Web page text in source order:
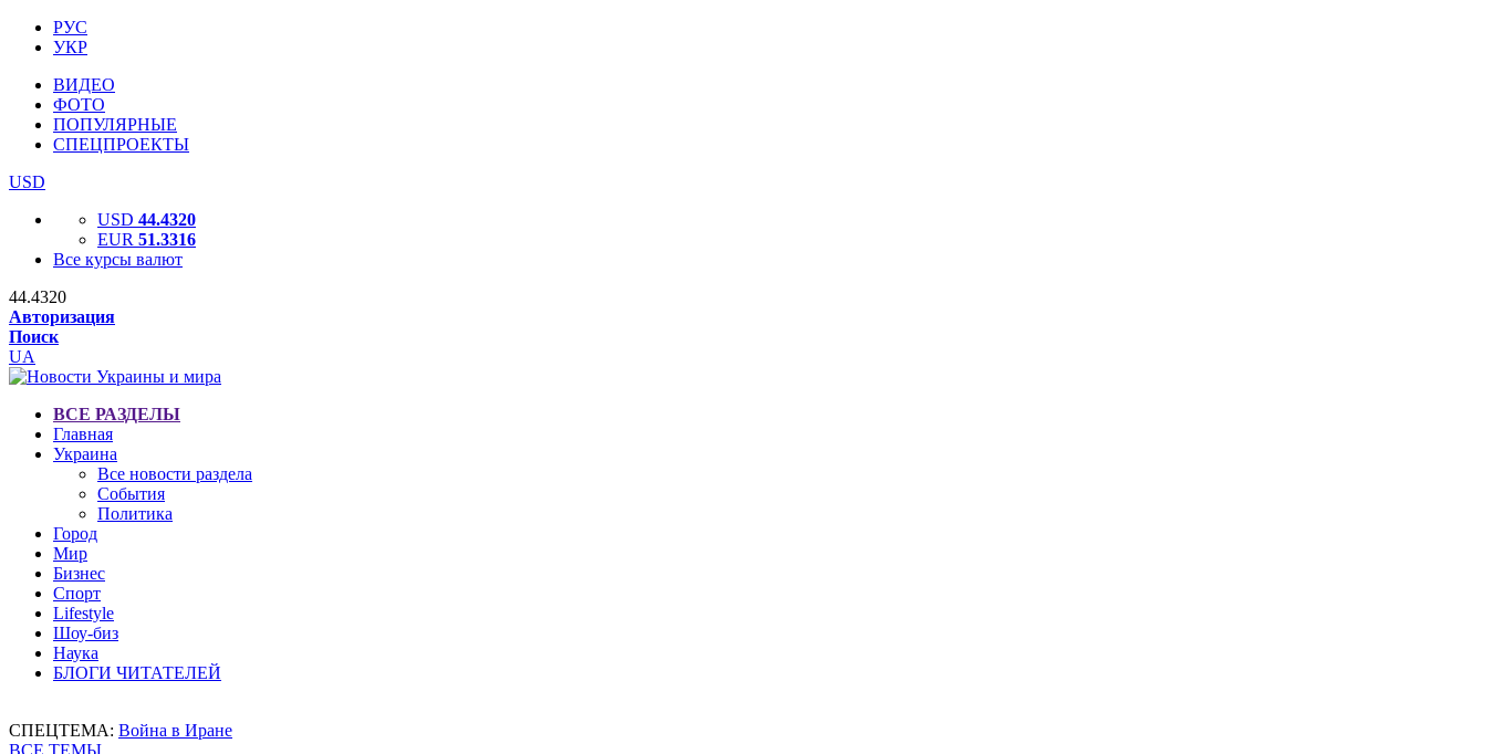
РУС
УКР
ВИДЕО
ФОТО
ПОПУЛЯРНЫЕ
СПЕЦПРОЕКТЫ
USD
USD 44.4320
EUR 51.3316
Все курсы валют
44.4320
Авторизация
Поиск
UA
ВСЕ РАЗДЕЛЫ
Главная
Украина
Все новости раздела
События
Политика
Город
Мир
Бизнес
Спорт
Lifestyle
Шоу-биз
Наука
БЛОГИ ЧИТАТЕЛЕЙ
СПЕЦТЕМА: Война в Иране
ВСЕ ТЕМЫ